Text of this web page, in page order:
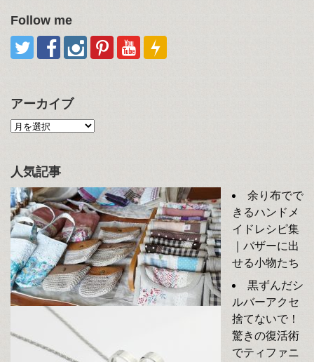
Follow me
アーカイブ
人気記事
余り布でで
きるハンドメ
イドレシピ集
｜バザーに出
せる小物たち
黒ずんだシ
ルバーアクセ
捨てないで！
驚きの復活術
でティファニ